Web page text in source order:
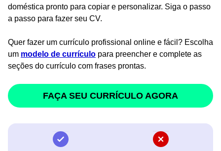
doméstica pronto para copiar e personalizar. Siga o passo
a passo para fazer seu CV.
Quer fazer um currículo profissional online e fácil? Escolha
um modelo de currículo para preencher e complete as
seções do currículo com frases prontas.
FAÇA SEU CURRÍCULO AGORA